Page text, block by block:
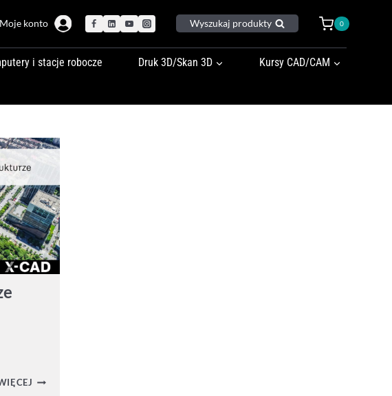
Moje konto Wyszukaj produkty 0
i stacje robocze Druk 3D/Skan 3D Kursy CAD/CAM
BIM